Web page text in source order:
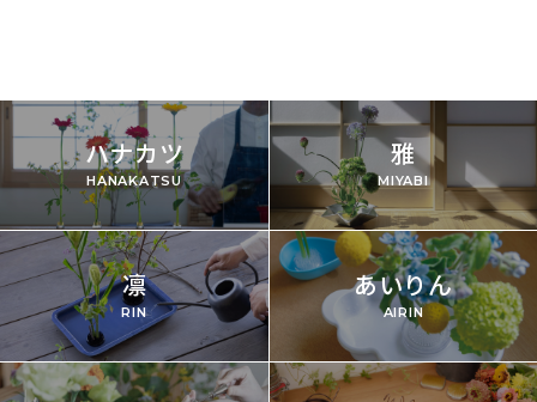
ハナカツ
HANAKATSU
雅
MIYABI
凛
RIN
あいりん
AIRIN